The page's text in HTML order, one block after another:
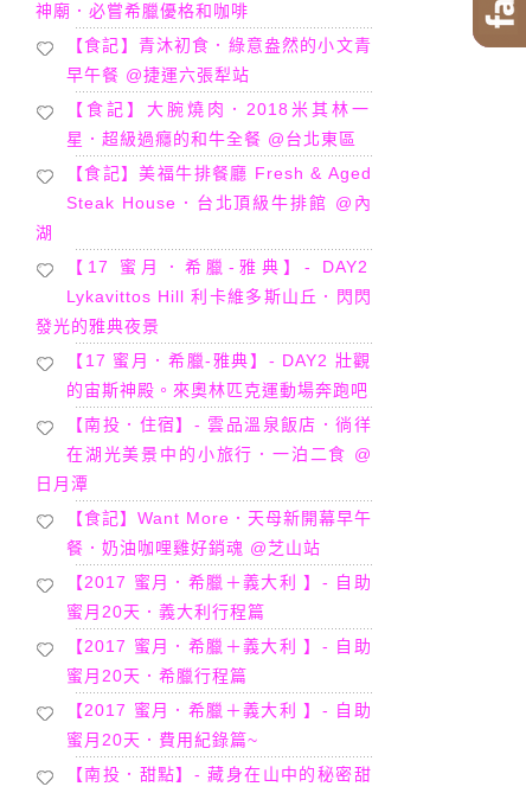
神廟．必嘗希臘優格和咖啡
【食記】青沐初食．綠意盎然的小文青
早午餐 @捷運六張犁站
【食記】大腕燒肉．2018米其林一
星．超級過癮的和牛全餐 @台北東區
【食記】美福牛排餐廳 Fresh & Aged
Steak House．台北頂級牛排館 @內
湖
【17 蜜月．希臘-雅典】- DAY2
Lykavittos Hill 利卡維多斯山丘．閃閃
發光的雅典夜景
【17 蜜月．希臘-雅典】- DAY2 壯觀
的宙斯神殿。來奧林匹克運動場奔跑吧
【南投．住宿】- 雲品溫泉飯店．徜徉
在湖光美景中的小旅行．一泊二食 @
日月潭
【食記】Want More．天母新開幕早午
餐．奶油咖哩雞好銷魂 @芝山站
【2017 蜜月．希臘＋義大利 】- 自助
蜜月20天．義大利行程篇
【2017 蜜月．希臘＋義大利 】- 自助
蜜月20天．希臘行程篇
【2017 蜜月．希臘＋義大利 】- 自助
蜜月20天．費用紀錄篇~
【南投．甜點】- 藏身在山中的秘密甜